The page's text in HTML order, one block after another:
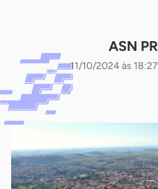
ASN PR
11/10/2024 às 18:27